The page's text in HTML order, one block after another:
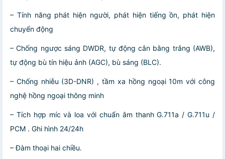
– Tính năng phát hiện người, phát hiện tiếng ồn, phát hiện
chuyển động
– Chống ngược sáng DWDR, tự động cân bằng trắng (AWB),
tự động bù tín hiệu ảnh (AGC), bù sáng (BLC).
– Chống nhiễu (3D-DNR) , tầm xa hồng ngoại 10m với công
nghệ hồng ngoại thông minh
– Tích hợp míc và loa với chuẩn âm thanh G.711a / G.711u /
PCM . Ghi hình 24/24h
– Đàm thoại hai chiều.